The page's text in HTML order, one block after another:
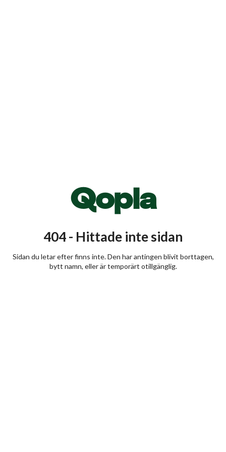
Qopla
404 - Hittade inte sidan
Sidan du letar efter finns inte. Den har antingen blivit borttagen,
bytt namn, eller är temporärt otillgänglig.